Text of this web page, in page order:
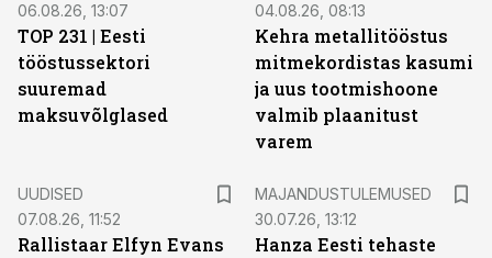
06.08.26, 13:07
TOP 231 | Eesti
tööstussektori
suuremad
maksuvõlglased
04.08.26, 08:13
Kehra metallitööstus
mitmekordistas kasumi
ja uus tootmishoone
valmib plaanitust
varem
UUDISED
07.08.26, 11:52
Rallistaar Elfyn Evans
MAJANDUSTULEMUSED
30.07.26, 13:12
Hanza Eesti tehaste